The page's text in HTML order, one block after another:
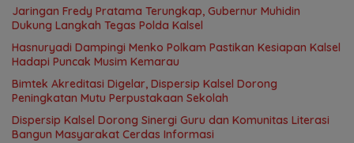
Jaringan Fredy Pratama Terungkap, Gubernur Muhidin
Dukung Langkah Tegas Polda Kalsel
Hasnuryadi Dampingi Menko Polkam Pastikan Kesiapan Kalsel
Hadapi Puncak Musim Kemarau
Bimtek Akreditasi Digelar, Dispersip Kalsel Dorong
Peningkatan Mutu Perpustakaan Sekolah
Dispersip Kalsel Dorong Sinergi Guru dan Komunitas Literasi
Bangun Masyarakat Cerdas Informasi